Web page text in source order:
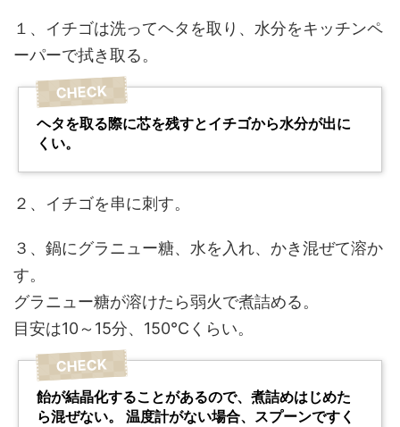
１、イチゴは洗ってヘタを取り、水分をキッチンペ
ーパーで拭き取る。
ヘタを取る際に芯を残すとイチゴから水分が出に
くい。
２、イチゴを串に刺す。
３、鍋にグラニュー糖、水を入れ、かき混ぜて溶か
す。
グラニュー糖が溶けたら弱火で煮詰める。
目安は10～15分、150℃くらい。
飴が結晶化することがあるので、煮詰めはじめた
ら混ぜない。 温度計がない場合、スプーンですく